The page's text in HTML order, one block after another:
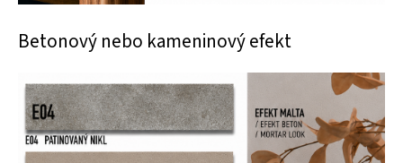
Betonový nebo kameninový efekt